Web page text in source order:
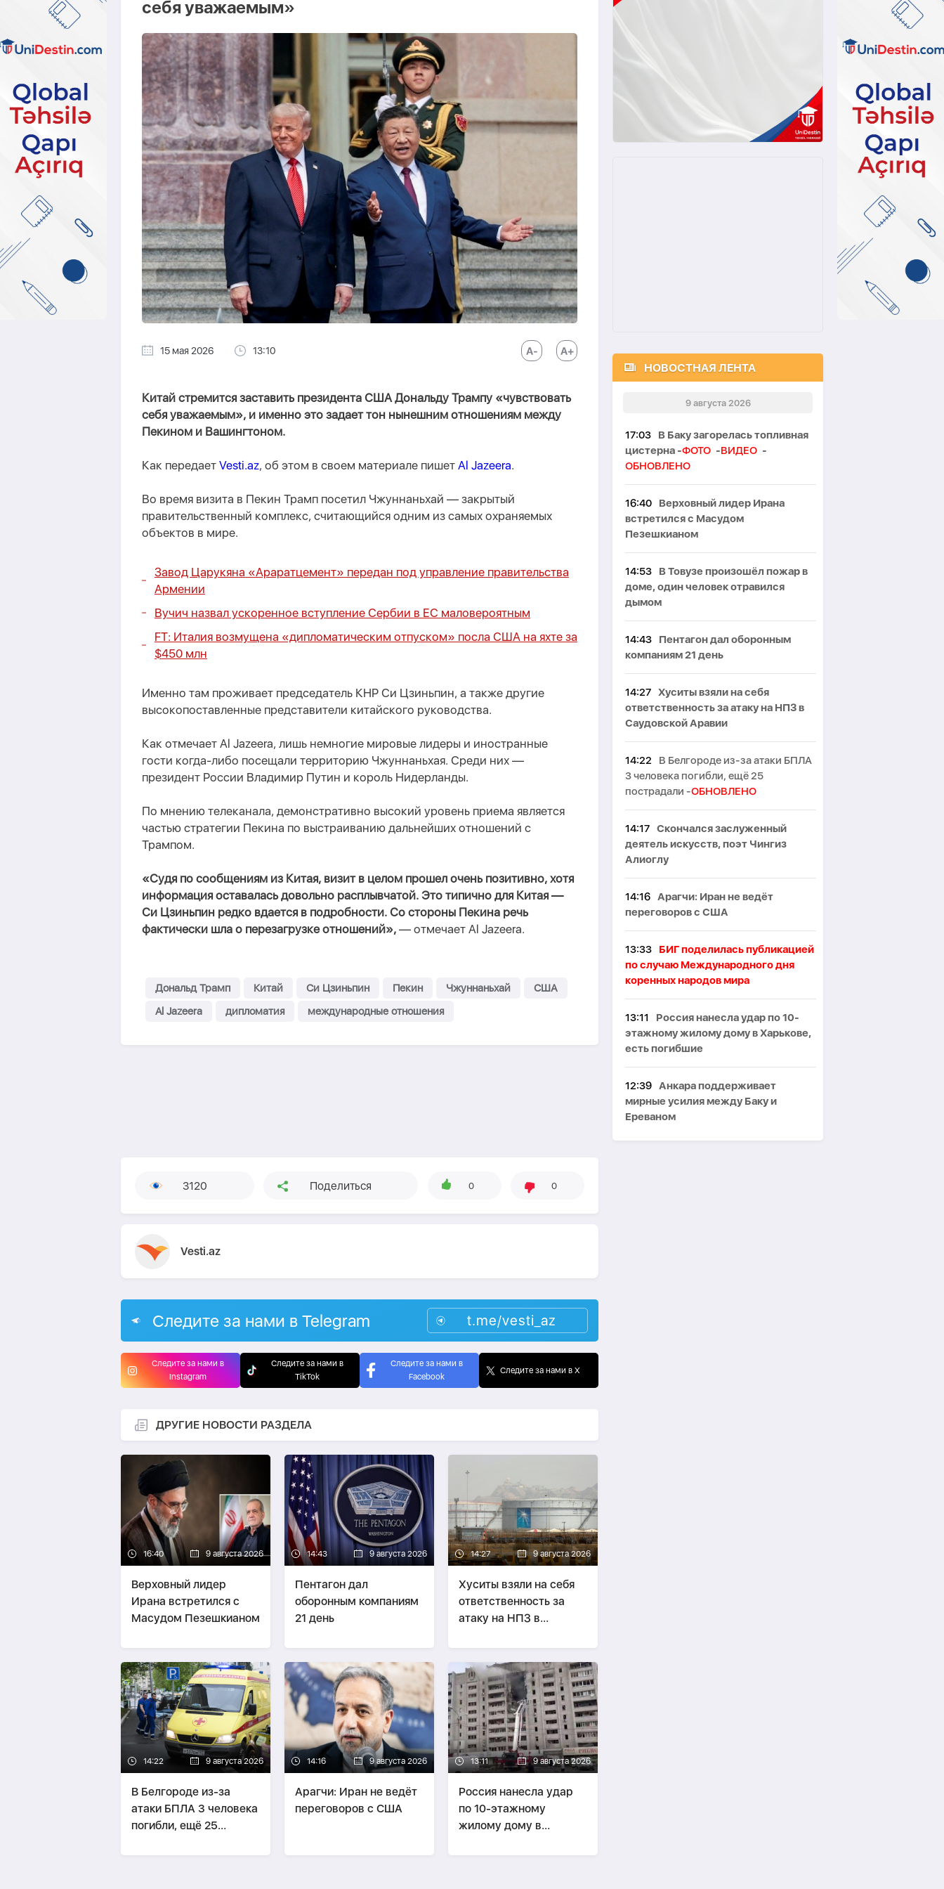
себя уважаемым»
15 мая 2026 13:10
Китай стремится заставить президента США Дональду Трампу «чувствовать
себя уважаемым», и именно это задает тон нынешним отношениям между
Пекином и Вашингтоном.
Как передает Vesti.az, об этом в своем материале пишет Al Jazeera.
Во время визита в Пекин Трамп посетил Чжуннаньхай — закрытый
правительственный комплекс, считающийся одним из самых охраняемых
объектов в мире.
Завод Царукяна «Араратцемент» передан под управление правительства
Армении
Вучич назвал ускоренное вступление Сербии в ЕС маловероятным
FT: Италия возмущена «дипломатическим отпуском» посла США на яхте за
$450 млн
Именно там проживает председатель КНР Си Цзиньпин, а также другие
высокопоставленные представители китайского руководства.
Как отмечает Al Jazeera, лишь немногие мировые лидеры и иностранные
гости когда-либо посещали территорию Чжуннаньхая. Среди них —
президент России Владимир Путин и король Нидерланды.
По мнению телеканала, демонстративно высокий уровень приема является
частью стратегии Пекина по выстраиванию дальнейших отношений с
Трампом.
«Судя по сообщениям из Китая, визит в целом прошел очень позитивно, хотя
информация оставалась довольно расплывчатой. Это типично для Китая —
Си Цзиньпин редко вдается в подробности. Со стороны Пекина речь
фактически шла о перезагрузке отношений», — отмечает Al Jazeera.
Дональд Трамп Китай Си Цзиньпин Пекин Чжуннаньхай
США
Al Jazeera
дипломатия международные отношения
3120 Поделиться 0 0
Vesti.az
Следите за нами в Telegram t.me/vesti_az
Следите за нами в
Instagram
Следите за нами в
TikTok
Следите за нами в
Facebook
Следите за нами в X
ДРУГИЕ НОВОСТИ РАЗДЕЛА
16:40 9 августа 2026
Верховный лидер
Ирана встретился с
Масудом Пезешкианом
14:43 9 августа 2026
Пентагон дал
оборонным компаниям
21 день
14:27 9 августа 2026
Хуситы взяли на себя
ответственность за
атаку на НПЗ в
14:22 9 августа 2026
В Белгороде из-за
атаки БПЛА 3 человека
погибли, ещё 25
-ОБНОВЛЕНО
14:16 9 августа 2026
Арагчи: Иран не ведёт
переговоров с США
13:11 9 августа 2026
Россия нанесла удар
по 10-этажному
жилому дому в
погибшие
НОВОСТНАЯ ЛЕНТА
9 августа 2026
17:03
В Баку загорелась топливная
цистерна -ФОТО -ВИДЕО -
ОБНОВЛЕНО
16:40
Верховный лидер Ирана
встретился с Масудом
Пезешкианом
14:53
В Товузе произошёл пожар в
доме, один человек отравился
дымом
14:43
Пентагон дал оборонным
компаниям 21 день
14:27 Хуситы взяли на себя
ответственность за атаку на НПЗ в
Саудовской Аравии
14:22
В Белгороде из-за атаки БПЛА
3 человека погибли, ещё 25
пострадали -ОБНОВЛЕНО
14:17 Скончался заслуженный
деятель искусств, поэт Чингиз
Алиоглу
14:16 Арагчи: Иран не ведёт
переговоров с США
13:33
БИГ поделилась публикацией
по случаю Международного дня
коренных народов мира
13:11
Россия нанесла удар по 10-
этажному жилому дому в Харькове,
есть погибшие
12:39 Анкара поддерживает
мирные усилия между Баку и
Ереваном